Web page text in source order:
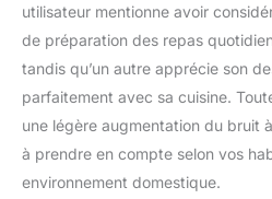
utilisateur mentionne avoir
de préparation des repas
tandis qu’un autre apprécie son
parfaitement avec sa cuisine.
une légère augmentation du bruit
à prendre en compte selon vos
environnement domestique.